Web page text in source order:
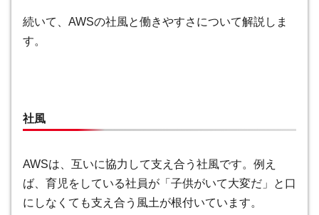
続いて、AWSの社風と働きやすさについて解説しま
す。
社風
AWSは、互いに協力して支え合う社風です。例え
ば、育児をしている社員が「子供がいて大変だ」と口
にしなくても支え合う風土が根付いています。